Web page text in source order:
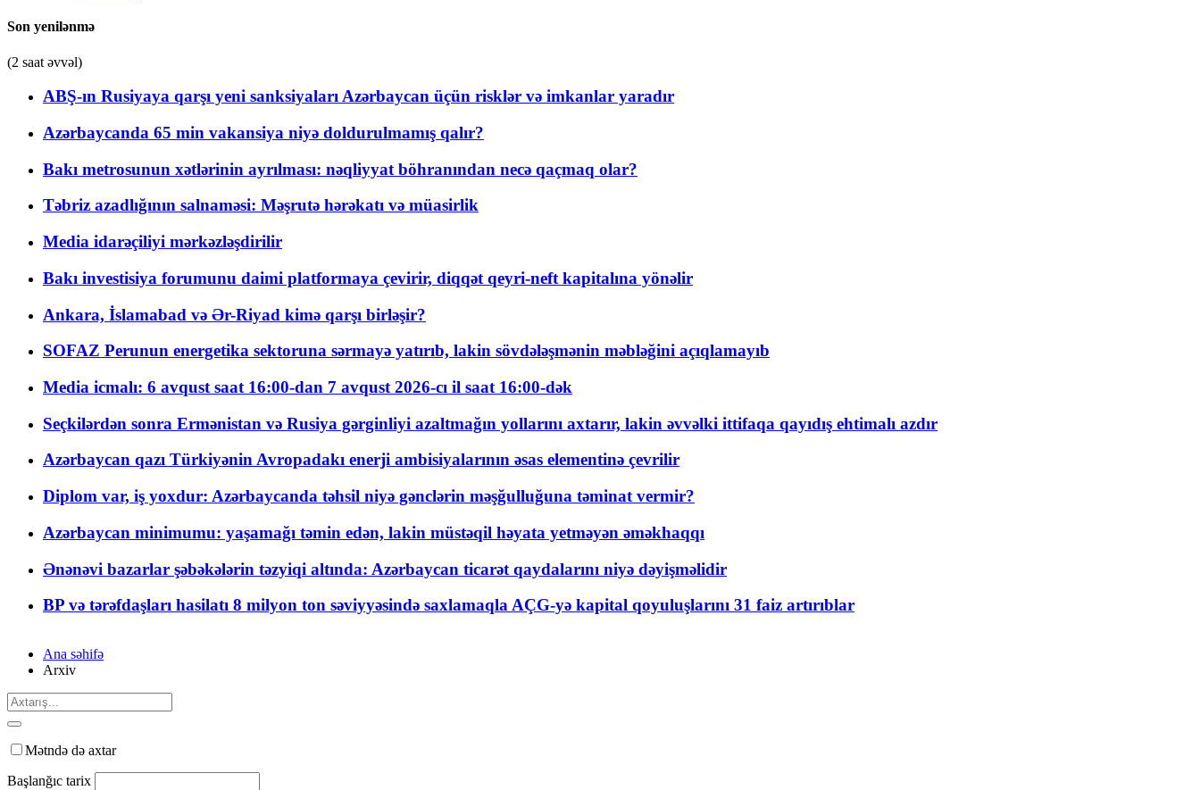
Son yenilənmə
(2 saat əvvəl)
ABŞ-ın Rusiyaya qarşı yeni sanksiyaları Azərbaycan üçün risklər və imkanlar yaradır
Azərbaycanda 65 min vakansiya niyə doldurulmamış qalır?
Bakı metrosunun xətlərinin ayrılması: nəqliyyat böhranından necə qaçmaq olar?
Təbriz azadlığının salnaməsi: Məşrutə hərəkatı və müasirlik
Media idarəçiliyi mərkəzləşdirilir
Bakı investisiya forumunu daimi platformaya çevirir, diqqət qeyri-neft kapitalına yönəlir
Ankara, İslamabad və Ər-Riyad kimə qarşı birləşir?
SOFAZ Perunun energetika sektoruna sərmayə yatırıb, lakin sövdələşmənin məbləğini açıqlamayıb
Media icmalı: 6 avqust saat 16:00-dan 7 avqust 2026-cı il saat 16:00-dək
Seçkilərdən sonra Ermənistan və Rusiya gərginliyi azaltmağın yollarını axtarır, lakin əvvəlki ittifaqa qayıdış ehtimalı azdır
Azərbaycan qazı Türkiyənin Avropadakı enerji ambisiyalarının əsas elementinə çevrilir
Diplom var, iş yoxdur: Azərbaycanda təhsil niyə gənclərin məşğulluğuna təminat vermir?
Azərbaycan minimumu: yaşamağı təmin edən, lakin müstəqil həyata yetməyən əməkhaqqı
Ənənəvi bazarlar şəbəkələrin təzyiqi altında: Azərbaycan ticarət qaydalarını niyə dəyişməlidir
BP və tərəfdaşları hasilatı 8 milyon ton səviyyəsində saxlamaqla AÇG-yə kapital qoyuluşlarını 31 faiz artırıblar
Ana səhifə
Arxiv
Mətndə də axtar
Başlanğıc tarix